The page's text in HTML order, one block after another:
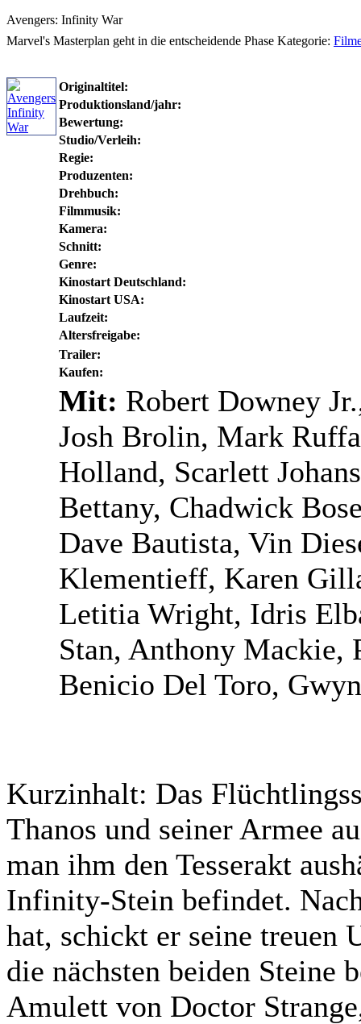
Avengers: Infinity War
Marvel's Masterplan geht in die entscheidende Phase Kategorie:
Originaltitel:
Produktionsland/jahr:
Bewertung:
Studio/Verleih:
Regie:
Produzenten:
Drehbuch:
Filmmusik:
Kamera:
Schnitt:
Genre:
Kinostart Deutschland:
Kinostart USA:
Laufzeit:
Altersfreigabe:
Trailer:
Kaufen:
Mit: Robert Downey
Josh Brolin, Mark
Holland, Scarlett
Bettany, Chadwick
Dave Bautista, Vin
Klementieff, Karen
Letitia Wright, Idris
Stan, Anthony
Benicio Del Toro,
Kurzinhalt: Das
Thanos und seiner Armee
man ihm den Tesserakt
Infinity-Stein befindet.
hat, schickt er seine treuen
die nächsten beiden Steine
Amulett von Doctor